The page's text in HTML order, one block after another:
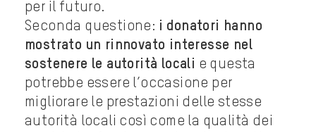
per il futuro.
Seconda questione: i donatori hanno
mostrato un rinnovato interesse nel
sostenere le autorità locali e questa
potrebbe essere l’occasione per
migliorare le prestazioni delle stesse
autorità locali così come la qualità dei